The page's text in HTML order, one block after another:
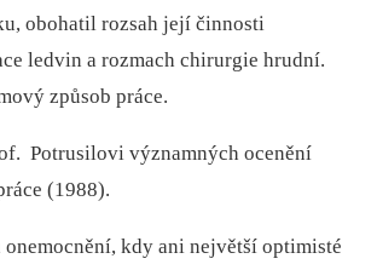
obohatil rozsah její činnosti
ledvin a rozmach chirurgie hrudní.
způsob práce.
Potrusilovi významných ocenění
(1988).
kdy ani největší optimisté